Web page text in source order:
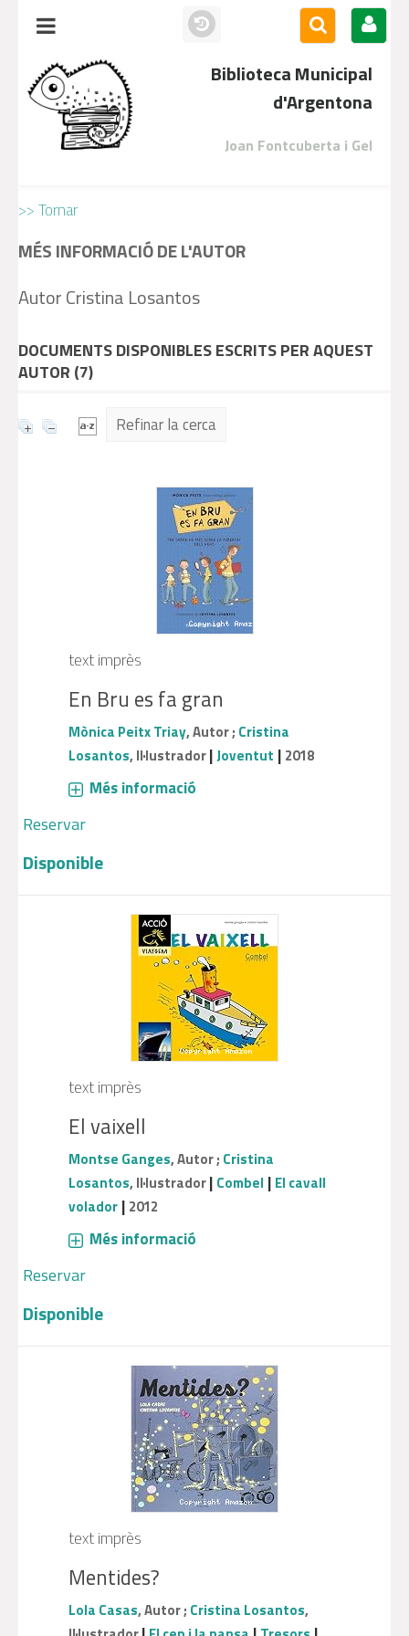
Biblioteca Municipal
d'Argentona
Joan Fontcuberta i Gel
>> Tornar
MÉS INFORMACIÓ DE L'AUTOR
Autor Cristina Losantos
DOCUMENTS DISPONIBLES ESCRITS PER AQUEST
AUTOR (7)
Refinar la cerca
text imprès
En Bru es fa gran
Mònica Peitx Triay, Autor ; Cristina
Losantos, Il·lustrador|Joventut | 2018
Més informació
Reservar
Disponible
text imprès
El vaixell
Montse Ganges, Autor ; Cristina
Losantos, Il·lustrador| Combel | El cavall
volador| 2012
Més informació
Reservar
Disponible
text imprès
Mentides?
Lola Casas, Autor ; Cristina Losantos,